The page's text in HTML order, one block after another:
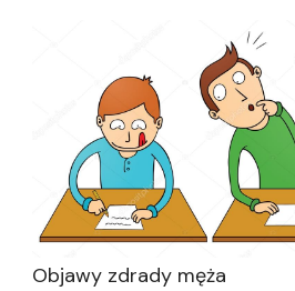
dowody
zdrady
żony
Objawy zdrady męża